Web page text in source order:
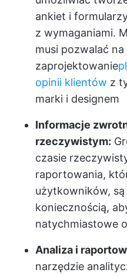
ankiet i
z wymaganiami.
musi pozwalać na
zaprojektowanie
opinii klientów z
marki i designem
Informacje
rzeczywistym:
czasie
raportowania,
użytkowników, są
koniecznością,
natychmiastowe
Analiza i
narzędzie